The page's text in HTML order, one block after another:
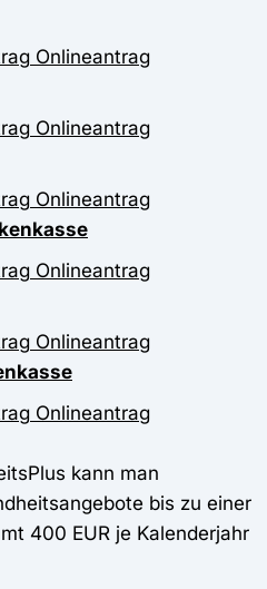
Onlineantrag
Onlineantrag
Onlineantrag
Onlineantrag
Onlineantrag
Onlineantrag
kann man
bis zu einer
400 EUR je Kalenderjahr